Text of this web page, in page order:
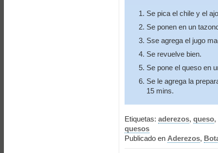
Se pica el chile y el
Se ponen en un
Sse agrega el jugo
Se revuelve bien.
Se pone el queso en
Se le agrega la
15 mins.
Etiquetas: aderezos, queso,
quesos
Publicado en Aderezos,